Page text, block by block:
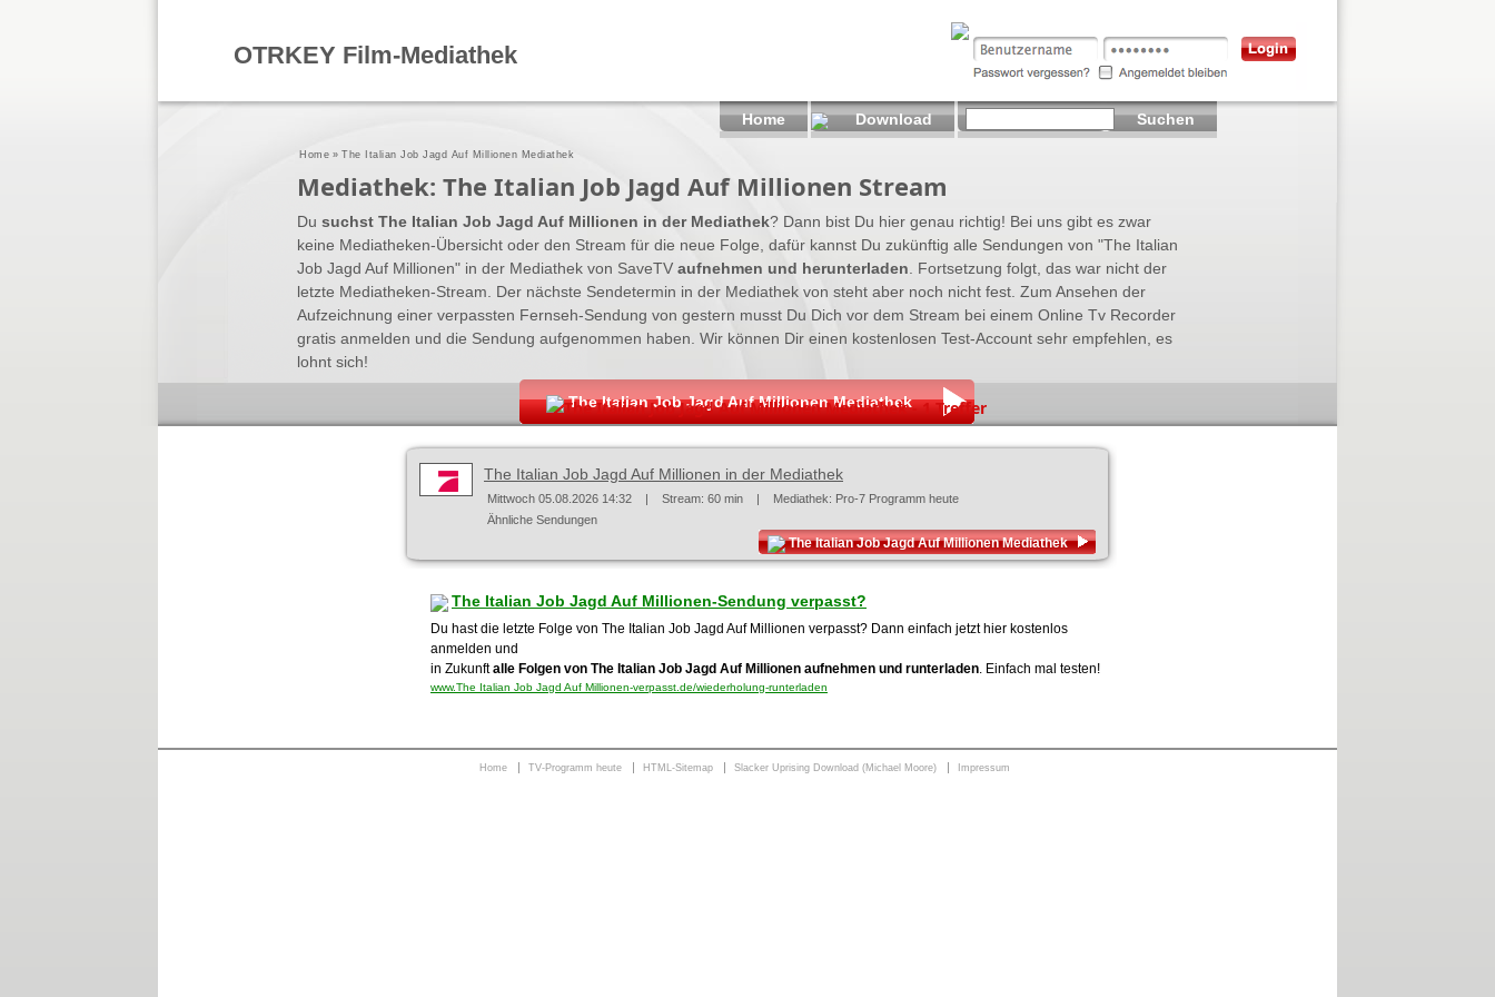
Mediathek: The Italian Job Jagd Auf Millionen Stream
Du suchst The Italian Job Jagd Auf Millionen in der Mediathek? Dann bist Du hier genau richtig! Bei uns gibt es zwar
keine Mediatheken-Übersicht oder den Stream für die neue Folge, dafür kannst Du zukünftig alle Sendungen von "The Italian
Job Jagd Auf Millionen" in der Mediathek von SaveTV aufnehmen und herunterladen . Fortsetzung folgt, das war nicht der
letzte Mediatheken-Stream. Der nächste Sendetermin in der Mediathek von steht aber noch nicht fest. Zum Ansehen der
Aufzeichnung einer verpassten Fernseh-Sendung von gestern musst Du Dich vor dem Stream bei einem Online Tv Recorder
gratis anmelden und die Sendung aufgenommen haben. Wir können Dir einen kostenlosen Test-Account sehr empfehlen, es
lohnt sich!
The Italian Job Jagd Auf Millionen Mediathek
The Italian Job Jagd Auf Millionen Mediathek - 1 Treffer
The Italian Job Jagd Auf Millionen in der Mediathek
Mittwoch 05.08.2026 14:32 | Stream: 60 min | Mediathek: Pro-7 Programm heute
Ähnliche Sendungen
The Italian Job Jagd Auf Millionen Mediathek
The Italian Job Jagd Auf Millionen-Sendung verpasst?
Du hast die letzte Folge von The Italian Job Jagd Auf Millionen verpasst? Dann einfach jetzt hier kostenlos
anmelden und
in Zukunftalle Folgen von The Italian Job Jagd Auf Millionen aufnehmen und runterladen. Einfach mal testen!
www.The Italian Job Jagd Auf Millionen-verpasst.de/wiederholung-runterladen
Home »The Italian Job Jagd Auf Millionen Mediathek
OTRKEY Film-Mediathek
Home Download Suchen
Home TV-Programm heute HTML-Sitemap Slacker Uprising Download (Michael Moore) Impressum